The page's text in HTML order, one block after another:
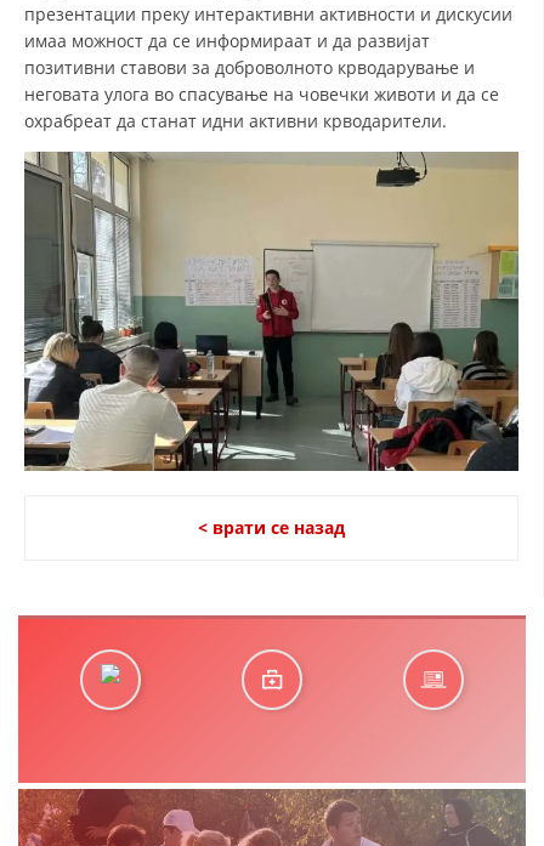
БРОШУРИ
ПОСТЕРИ
презентации преку интерактивни активности и дискусии
имаа можност да се информираат и да развијат
позитивни ставови за доброволното крводарување и
неговата улога во спасување на човечки животи и да се
охрабреат да станат идни активни крводарители.
< врати се назад